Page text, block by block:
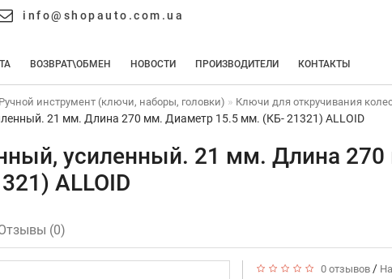
info@shopauto.com.ua
ВОЗВРАТ\ОБМЕН НОВОСТИ ПРОИЗВОДИТЕЛИ КОНТАКТЫ
Ручной инструмент (ключи, наборы, головки) Ключи для откручивания
21 мм. Длина 270 мм. Диаметр 15.5 мм. (КБ- 21321) ALLOID
усиленный. 21 мм. Длина
ALLOID
(0)
0 отзывов /